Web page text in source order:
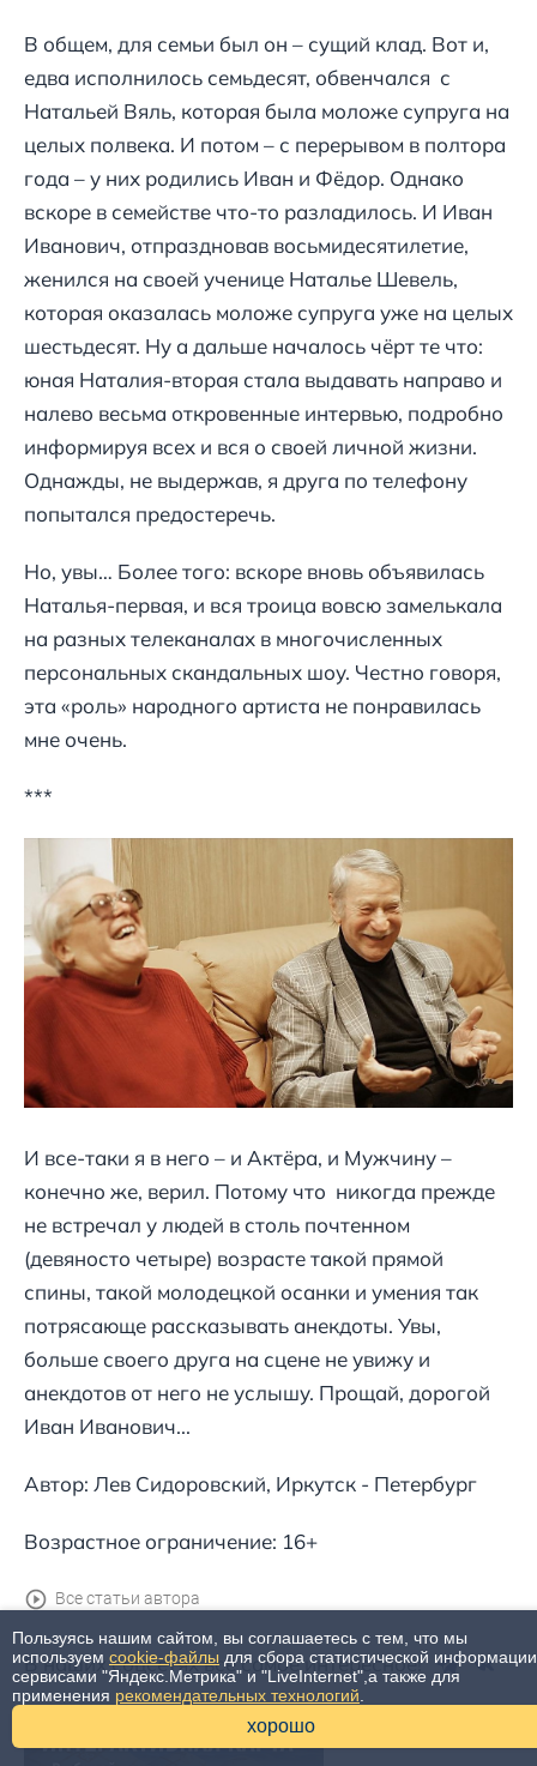
В общем, для семьи был он – сущий клад. Вот и,
едва исполнилось семьдесят, обвенчался с
Натальей Вяль, которая была моложе супруга на
целых полвека. И потом – с перерывом в полтора
года – у них родились Иван и Фёдор. Однако
вскоре в семействе что-то разладилось. И Иван
Иванович, отпраздновав восьмидесятилетие,
женился на своей ученице Наталье Шевель,
которая оказалась моложе супруга уже на целых
шестьдесят. Ну а дальше началось чёрт те что:
юная Наталия-вторая стала выдавать направо и
налево весьма откровенные интервью, подробно
информируя всех и вся о своей личной жизни.
Однажды, не выдержав, я друга по телефону
попытался предостеречь.
Но, увы… Более того: вскоре вновь объявилась
Наталья-первая, и вся троица вовсю замелькала
на разных телеканалах в многочисленных
персональных скандальных шоу. Честно говоря,
эта «роль» народного артиста не понравилась
мне очень.
***
И все-таки я в него – и Актёра, и Мужчину –
конечно же, верил. Потому что никогда прежде
не встречал у людей в столь почтенном
(девяносто четыре) возрасте такой прямой
спины, такой молодецкой осанки и умения так
потрясающе рассказывать анекдоты. Увы,
больше своего друга на сцене не увижу и
анекдотов от него не услышу. Прощай, дорогой
Иван Иванович...
Автор: Лев Сидоровский, Иркутск - Петербург
Возрастное ограничение: 16+
Все статьи автора
В наших соцсетях всё самое интересное!
Пользуясь нашим сайтом, вы соглашаетесь с тем, что мы
используем cookie-файлы для сбора статистической информации
сервисами "Яндекс.Метрика" и "LiveInternet",а также для
применения рекомендательных технологий
хорошо